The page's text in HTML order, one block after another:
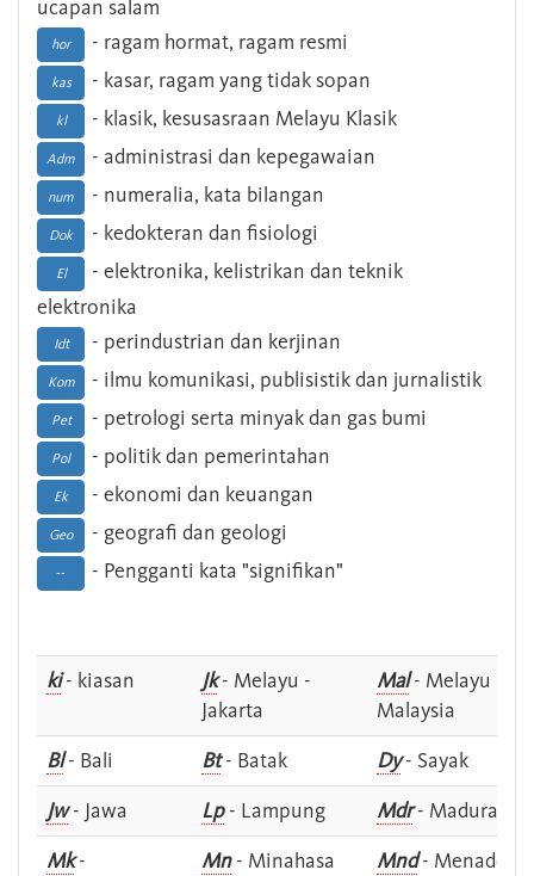
ucapan salam
hor - ragam hormat, ragam resmi
kas - kasar, ragam yang tidak sopan
kl - klasik, kesusasraan Melayu Klasik
Adm - administrasi dan kepegawaian
num - numeralia, kata bilangan
Dok - kedokteran dan fisiologi
El
- elektronika, kelistrikan dan teknik
elektronika
Idt - perindustrian dan kerjinan
Kom - ilmu komunikasi, publisistik dan jurnalistik
Pet - petrologi serta minyak dan gas bumi
Pol - politik dan pemerintahan
Ek - ekonomi dan keuangan
Geo - geografi dan geologi
-- - Pengganti kata "signifikan"
ki- kiasan Jk- Melayu -
Jakarta
Mal- Melayu -
Malaysia
Bl- Bali Bt- Batak Dy- Sayak
Jw- Jawa Lp- Lampung Mdr- Madura
Mk-
Mn- Minahasa Mnd- Menado